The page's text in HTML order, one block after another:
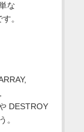
な
。
DESTROY
。